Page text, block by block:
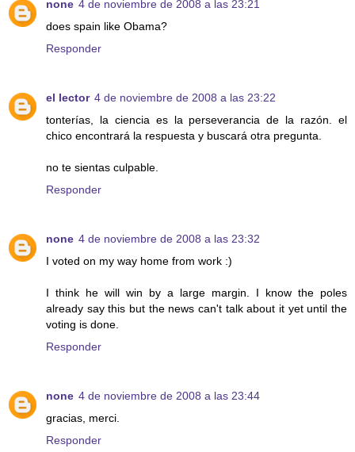
none 4 de noviembre de 2008 a las 23:21
does spain like Obama?
Responder
el lector 4 de noviembre de 2008 a las 23:22
tonterías, la ciencia es la perseverancia de la razón. el
chico encontrará la respuesta y buscará otra pregunta.
no te sientas culpable.
Responder
none 4 de noviembre de 2008 a las 23:32
I voted on my way home from work :)
I think he will win by a large margin. I know the poles
already say this but the news can't talk about it yet until the
voting is done.
Responder
none 4 de noviembre de 2008 a las 23:44
gracias, merci.
Responder